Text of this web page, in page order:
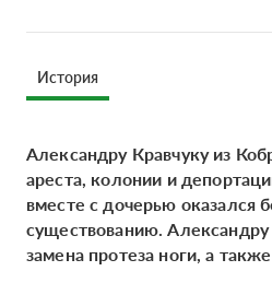
История
Александру Кравчуку из
ареста, колонии и
вместе с дочерью оказался
существованию.
замена протеза ноги, а